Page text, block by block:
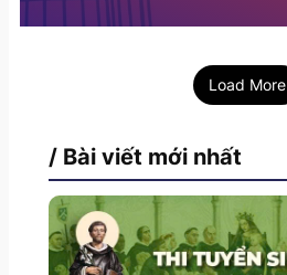
Load More
/ Bài viết mới nhất